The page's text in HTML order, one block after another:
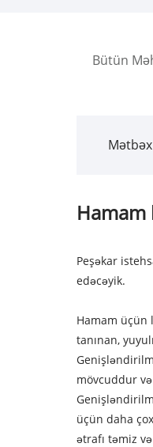
Bütün
Hamam
Peşəkar
edəcəyik.
Hamam üçün
tanınan,
mövcuddur
üçün daha
ətrafı təmiz